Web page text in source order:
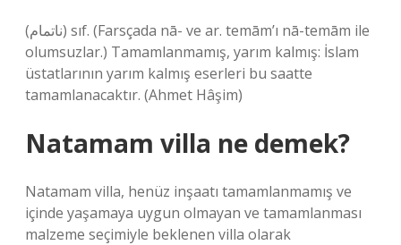
(ﻧﺎﺗﻤﺎﻡ) sıf. (Farsçada nā- ve ar. temām’ı nā-temām ile
olumsuzlar.) Tamamlanmamış, yarım kalmış: İslam
üstatlarının yarım kalmış eserleri bu saatte
tamamlanacaktır. (Ahmet Hâşim)
Natamam villa ne demek?
Natamam villa, henüz inşaatı tamamlanmamış ve
içinde yaşamaya uygun olmayan ve tamamlanması
malzeme seçimiyle beklenen villa olarak